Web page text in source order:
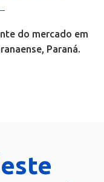
do mercado em
Paraná.